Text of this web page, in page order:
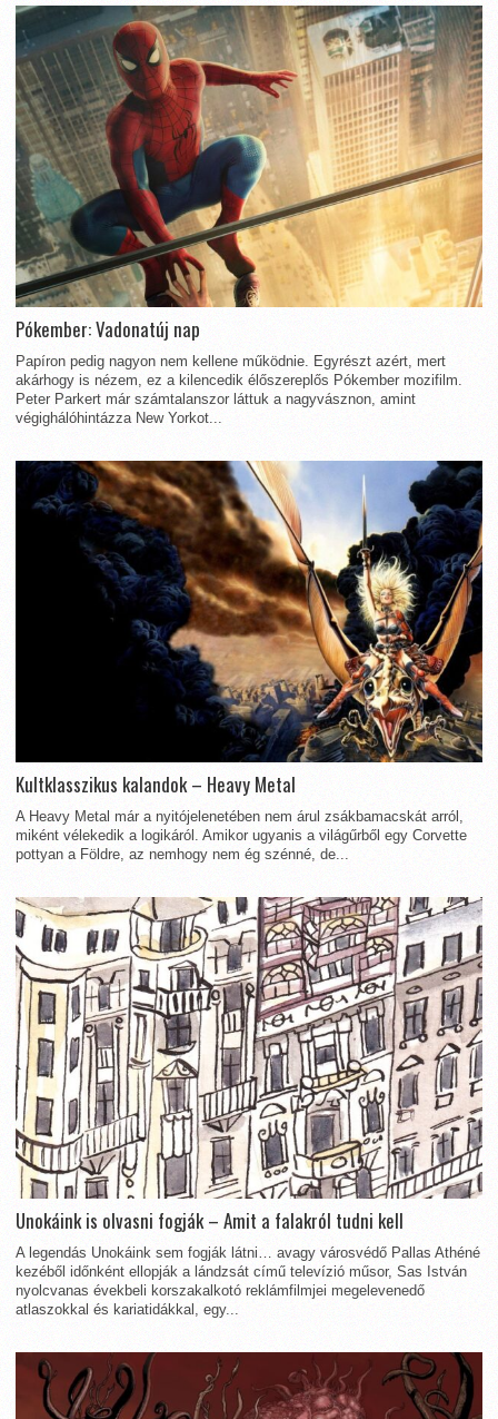
Pókember: Vadonatúj nap
Papíron pedig nagyon nem kellene működnie. Egyrészt azért, mert
akárhogy is nézem, ez a kilencedik élőszereplős Pókember mozifilm.
Peter Parkert már számtalanszor láttuk a nagyvásznon, amint
végighálóhintázza New Yorkot...
Kultklasszikus kalandok – Heavy Metal
A Heavy Metal már a nyitójelenetében nem árul zsákbamacskát arról,
miként vélekedik a logikáról. Amikor ugyanis a világűrből egy Corvette
pottyan a Földre, az nemhogy nem ég szénné, de...
Unokáink is olvasni fogják – Amit a falakról tudni kell
A legendás Unokáink sem fogják látni… avagy városvédő Pallas Athéné
kezéből időnként ellopják a lándzsát című televízió műsor, Sas István
nyolcvanas évekbeli korszakalkotó reklámfilmjei megelevenedő
atlaszokkal és kariatidákkal, egy...